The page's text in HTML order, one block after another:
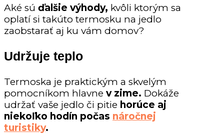
Aké sú ďalšie výhody, kvôli ktorým sa
oplatí si takúto termosku na jedlo
zaobstarať aj ku vám domov?
Udržuje teplo
Termoska je praktickým a skvelým
pomocníkom hlavne v zime. Dokáže
udržať vaše jedlo či pitie horúce aj
niekoľko hodín počas náročnej
turistiky.